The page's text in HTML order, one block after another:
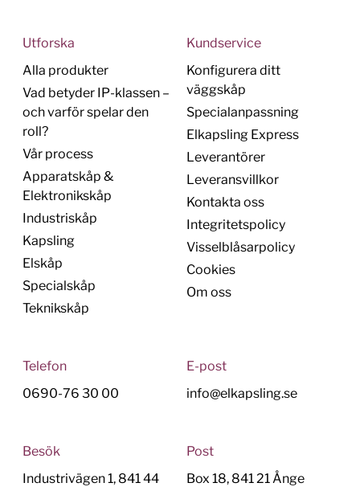
Utforska
Alla produkter
Vad betyder IP-klassen –
och varför spelar den
roll?
Vår process
Apparatskåp &
Elektronikskåp
Industriskåp
Kapsling
Elskåp
Specialskåp
Teknikskåp
Kundservice
Konfigurera ditt
väggskåp
Specialanpassning
Elkapsling Express
Leverantörer
Leveransvillkor
Kontakta oss
Integritetspolicy
Visselblåsarpolicy
Cookies
Om oss
Telefon
0690-76 30 00
E-post
info@elkapsling.se
Besök
Industrivägen 1, 841 44
Post
Box 18, 841 21 Ånge